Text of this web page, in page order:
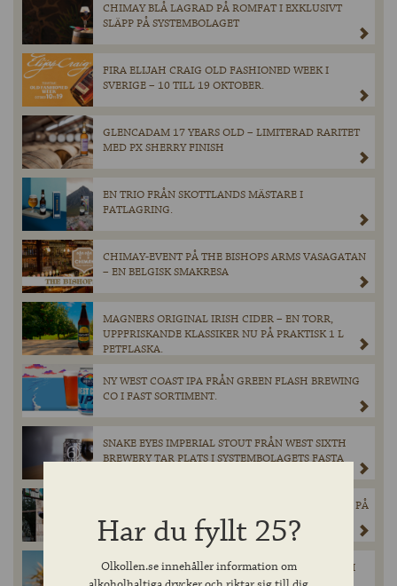
CHIMAY BLÅ LAGRAD PÅ ROMFAT I EXKLUSIVT
SLÄPP PÅ SYSTEMBOLAGET
FIRA ELIJAH CRAIG OLD FASHIONED WEEK I
SVERIGE – 10 TILL 19 OKTOBER.
GLENCADAM 17 YEARS OLD – LIMITERAD RARITET
MED PX SHERRY FINISH
EN TRIO FRÅN SKOTTLANDS MÄSTARE I
FATLAGRING.
CHIMAY-EVENT PÅ THE BISHOPS ARMS VASAGATAN
– EN BELGISK SMAKRESA
MAGNERS ORIGINAL IRISH CIDER – EN TORR,
UPPFRISKANDE KLASSIKER NU PÅ PRAKTISK 1 L
PETFLASKA.
NY WEST COAST IPA FRÅN GREEN FLASH BREWING
CO I FAST SORTIMENT.
SNAKE EYES IMPERIAL STOUT FRÅN WEST SIXTH
BREWERY TAR PLATS I SYSTEMBOLAGETS FASTA
NELSON’S REVENGE INTAR SVERIGE – EXKLUSIVT PÅ
12 THE BISHOPS ARMS RUNT OM I SVERIGE
NELSON’S REVENGE – BRITTISK PREMIUMBITTER I
FAST SORTIMENT
Har du fyllt 25?
Olkollen.se innehåller information om